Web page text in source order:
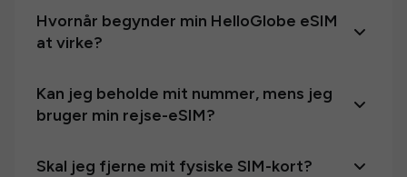
Hvornår begynder min HelloGlobe eSIM
at virke?
Kan jeg beholde mit nummer, mens jeg
bruger min rejse-eSIM?
Skal jeg fjerne mit fysiske SIM-kort?